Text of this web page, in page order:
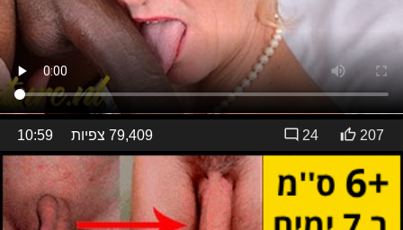
10:59 79,409 צפיות 207
24